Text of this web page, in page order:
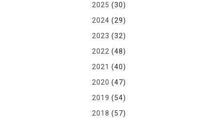
2025 (30)
2024 (29)
2023 (32)
2022 (48)
2021 (40)
2020 (47)
2019 (54)
2018 (57)